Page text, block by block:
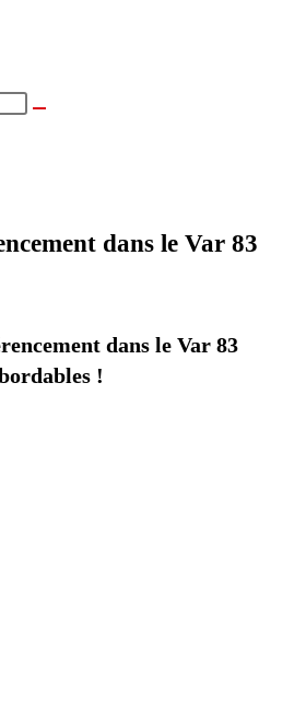
dans le Var 83
dans le Var 83
!